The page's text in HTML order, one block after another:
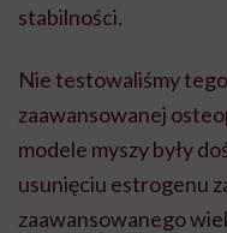
stabilności.
Nie testowaliśmy
zaawansowanej
modele myszy były
usunięciu estrogenu
zaawansowanego